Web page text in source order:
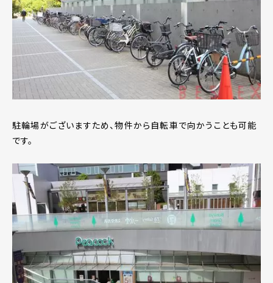
駐輪場がございますため、物件から自転車で向かうことも可能
です。